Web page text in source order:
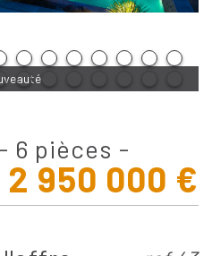
2 950 000 €